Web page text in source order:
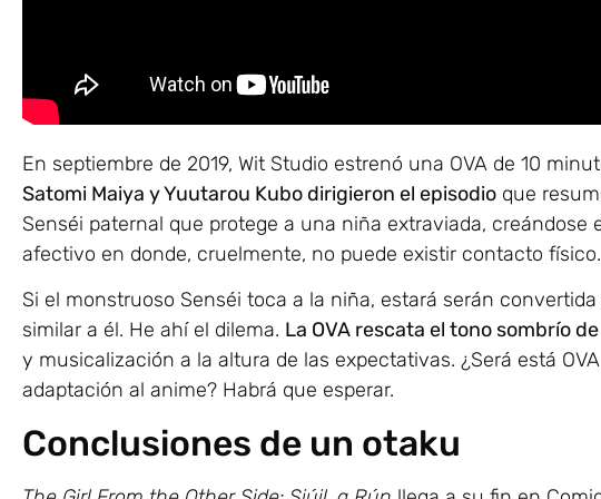
En septiembre de 2019, Wit Studio estrenó una OVA de 10
Satomi Maiya y Yuutarou Kubo dirigieron el episodio que
Senséi paternal que protege a una niña extraviada,
afectivo en donde, cruelmente, no puede existir contacto físico.
Si el monstruoso Senséi toca a la niña, estará serán
similar a él. He ahí el dilema. La OVA rescata el tono sombrío
y musicalización a la altura de las expectativas. ¿Será está
adaptación al anime? Habrá que esperar.
Conclusiones de un otaku